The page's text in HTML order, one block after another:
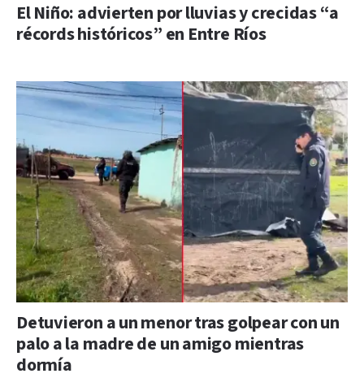
El Niño: advierten por lluvias y crecidas “a
récords históricos” en Entre Ríos
Detuvieron a un menor tras golpear con un
palo a la madre de un amigo mientras
dormía